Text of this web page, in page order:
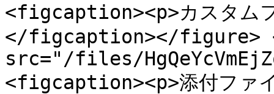
<figcaption><p>カスタム
</figcaption></figure>
src="/files/
<figcaption><p>添付フ